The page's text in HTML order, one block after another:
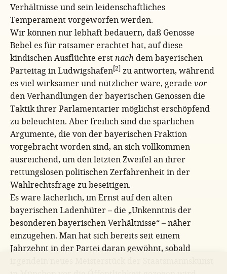
Verhältnisse und sein leidenschaftliches
Temperament vorgeworfen werden.
Wir können nur lebhaft bedauern, daß Genosse
Bebel es für ratsamer erachtet hat, auf diese
kindischen Ausflüchte erst nach dem bayerischen
Parteitag in Ludwigshafen[2] zu antworten, während
es viel wirksamer und nützlicher wäre, gerade vor
den Verhandlungen der bayerischen Genossen die
Taktik ihrer Parlamentarier möglichst erschöpfend
zu beleuchten. Aber freilich sind die spärlichen
Argumente, die von der bayerischen Fraktion
vorgebracht worden sind, an sich vollkommen
ausreichend, um den letzten Zweifel an ihrer
rettungslosen politischen Zerfahrenheit in der
Wahlrechtsfrage zu beseitigen.
Es wäre lächerlich, im Ernst auf den alten
bayerischen Ladenhüter – die „Unkenntnis der
besonderen bayerischen Verhältnisse“ – näher
einzugehen. Man hat sich bereits seit einem
Jahrzehnt in der Partei daran gewöhnt, sobald